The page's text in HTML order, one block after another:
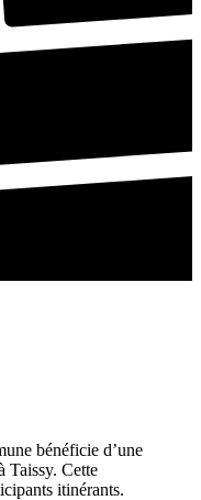
bénéficie d’une
Taissy. Cette
itinérants.